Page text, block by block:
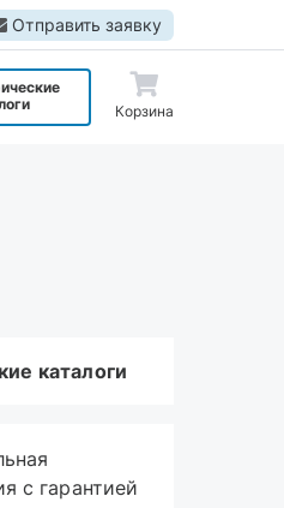
Отправить заявку
Корзина
каталоги
с гарантией